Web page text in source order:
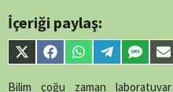
İçeriği paylaş:
Share
on
X
Share
on
Facebook
Share
on
WhatsApp
Share
on
Telegram
Share
on
SMS
Bilim çoğu zaman